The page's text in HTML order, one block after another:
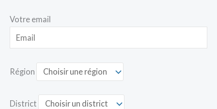
Votre email
Région
District